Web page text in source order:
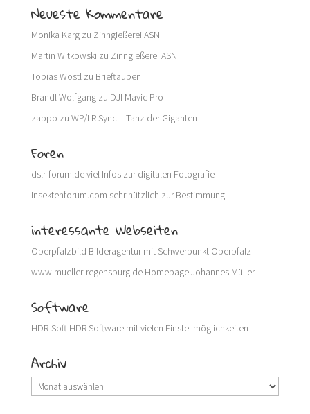
Neueste Kommentare
Monika Kargzu Zinngießerei ASN
Martin Witkowski zu Zinngießerei ASN
Tobias Wostlzu Brieftauben
Brandl Wolfgangzu DJI Mavic Pro
zappo zu WP/LR Sync – Tanz der Giganten
Foren
dslr-forum.deviel Infos zur digitalen Fotografie
insektenforum.com sehr nützlich zur Bestimmung
interessante Webseiten
Oberpfalzbild Bilderagentur mit Schwerpunkt Oberpfalz
www.mueller-regensburg.deHomepage Johannes Müller
Software
HDR-SoftHDR Software mit vielen Einstellmöglichkeiten
Archiv
Archiv